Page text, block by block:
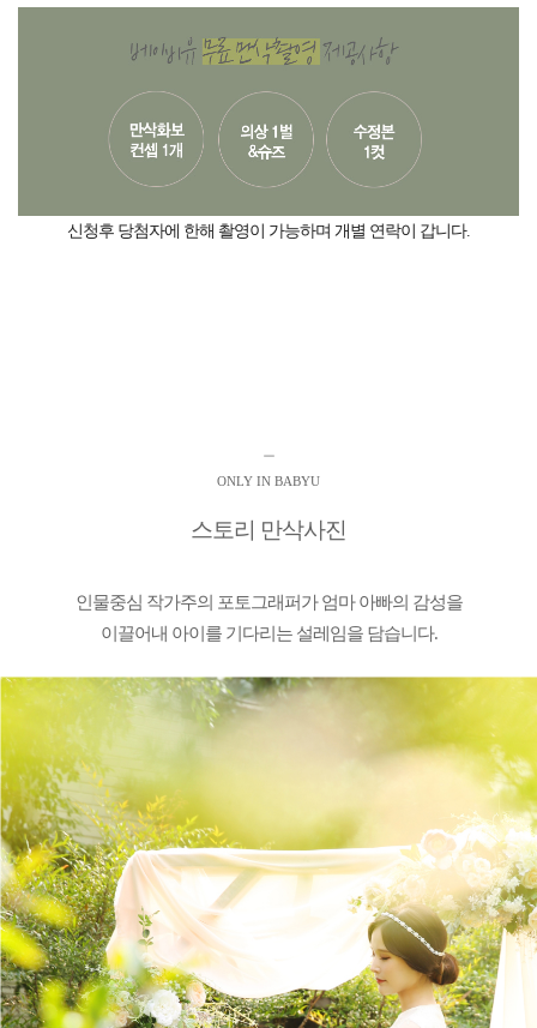
신청후 당첨자에 한해 촬영이 가능하며 개별 연락이 갑니다.
ㅡ
ONLY IN BABYU
스토리 만삭사진
인물중심 작가주의 포토그래퍼가 엄마 아빠의 감성을
이끌어내 아이를 기다리는 설레임을 담습니다.